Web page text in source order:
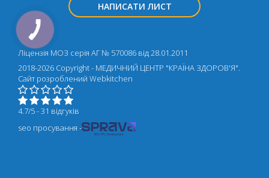
НАПИСАТИ ЛИСТ
Ліцензія МОЗ серія АГ № 570086 від 28.01.2011
2018-2026 Copyright - МЕДИЧНИЙ ЦЕНТР "КРАЇНА ЗДОРОВ'Я".
Cайт розроблений Webkitchen
4.7/5 - 31 відгуків
seo просування -